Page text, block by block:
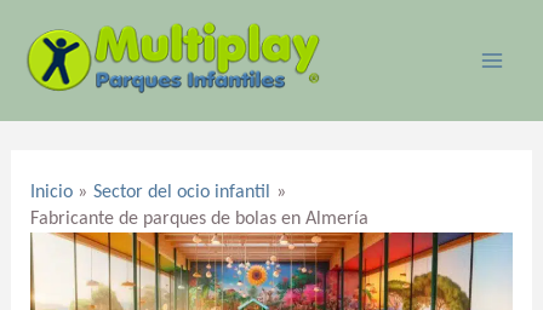
contenido
Inicio
Sector del ocio infantil
Fabricante de parques de bolas en Almería
entradas